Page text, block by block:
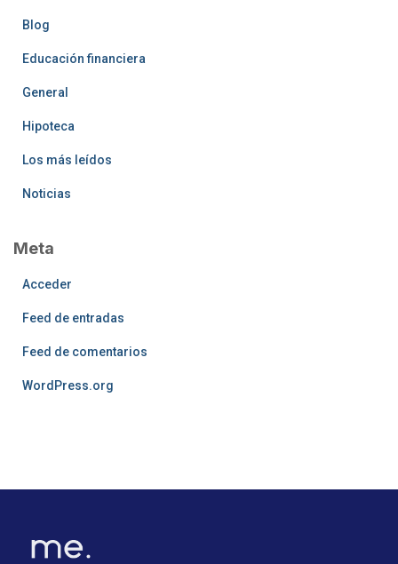
Blog
Educación financiera
General
Hipoteca
Los más leídos
Noticias
Meta
Acceder
Feed de entradas
Feed de comentarios
WordPress.org